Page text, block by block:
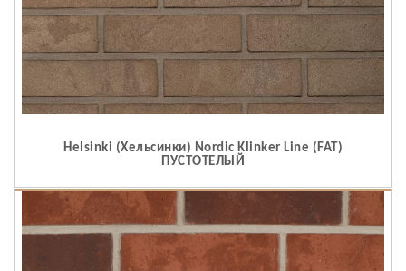
Helsinki (Хельсинки) Nordic Klinker Line (FAT)
ПУСТОТЕЛЫЙ